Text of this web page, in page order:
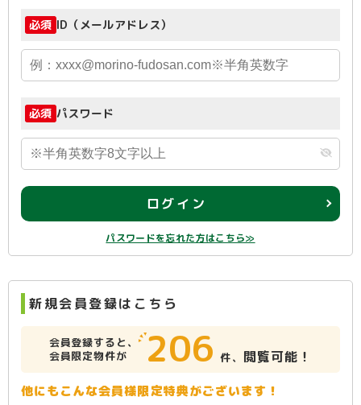
必須 ID（メールアドレス）
必須 パスワード
ログイン
パスワードを忘れた方はこちら≫
新規会員登録はこちら
会員登録すると、
会員限定物件が
206 件、 閲覧可能！
他にもこんな会員様限定特典がございます！